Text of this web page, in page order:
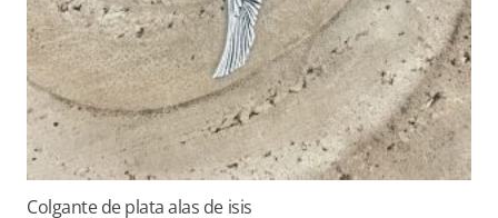
Colgante de plata alas de isis